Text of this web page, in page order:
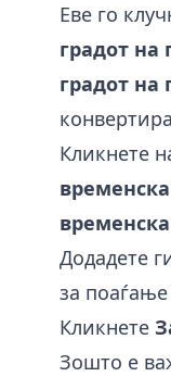
Еве го
градот на
градот на
Кликнете
Додадете
за
Кликнете
Зошто е